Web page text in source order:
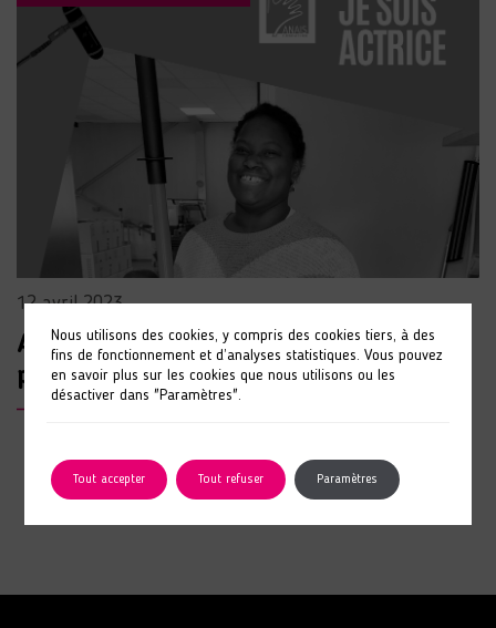
12 avril 2023
Adama – Actrice de son parcours
professionnel
Nous utilisons des cookies, y compris des cookies tiers, à des
fins de fonctionnement et d’analyses statistiques. Vous pouvez
en savoir plus sur les cookies que nous utilisons ou les
désactiver dans "Paramètres".
Tout accepter Tout refuser Paramètres